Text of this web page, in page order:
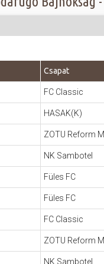
rendezvények
képzés
vallási
kitekintő
most
Fák
Összes
Egyéb
Csapat
FC Classic
HASAK(K)
ZOTU Reform
NK Sambotel
Füles FC
Füles FC
FC Classic
ZOTU Reform
NK Sambotel